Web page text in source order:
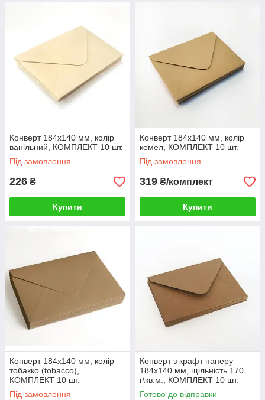
Конверт 184x140 мм, колір
ванільний, КОМПЛЕКТ 10 шт.
Під замовлення
226 ₴
Купити
Конверт 184x140 мм, колір
кемел, КОМПЛЕКТ 10 шт.
Під замовлення
319 ₴/комплект
Купити
Конверт 184x140 мм, колір
тобакко (tobacco),
КОМПЛЕКТ 10 шт.
Під замовлення
Конверт з крафт паперу
184x140 мм, щільність 170
г\кв.м., КОМПЛЕКТ 10 шт.
Готово до відправки